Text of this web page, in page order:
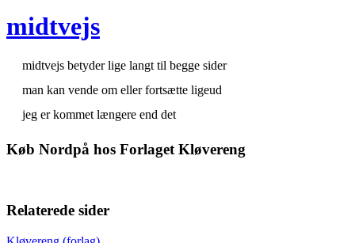
midtvejs
midtvejs betyder lige langt til begge sider
man kan vende om eller fortsætte ligeud
jeg er kommet længere end det
Køb Nordpå hos Forlaget Kløvereng
Relaterede sider